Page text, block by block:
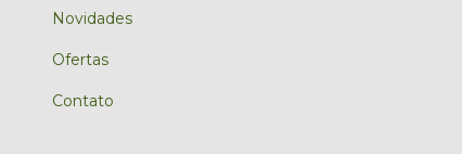
Novidades
Ofertas
Contato